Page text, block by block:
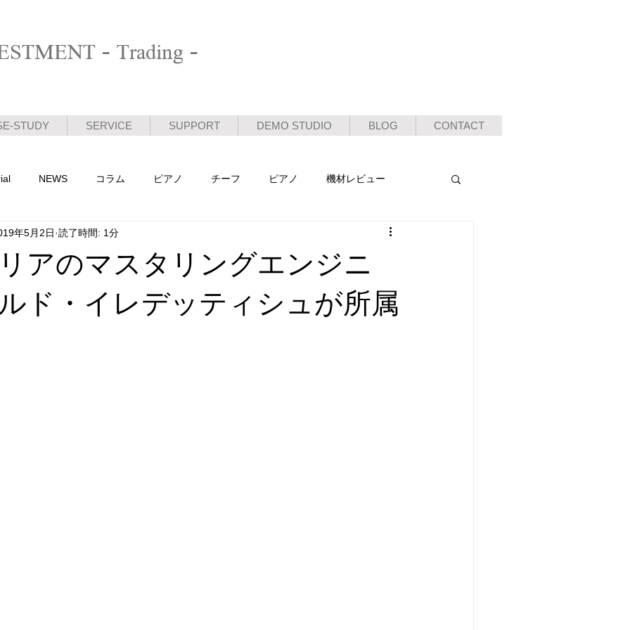
- Trading -
STUDY SERVICE SUPPORT DEMO STUDIO BLOG CONTACT
NEWS コラム ピアノ チーフ ピアノ 機材レビュー
活動日記
アのマスタリングエンジニ
ド・イレデッティシュが所属
年5月2日 読了時間: 1分